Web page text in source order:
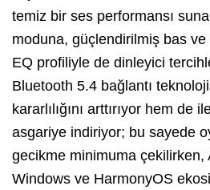
temiz bir ses performansı
moduna, güçlendirilmiş bas ve
EQ profiliyle de dinleyici
Bluetooth 5.4 bağlantı
kararlılığını arttırıyor hem de
asgariye indiriyor; bu sayede
gecikme minimuma çekilirken,
Windows ve HarmonyOS